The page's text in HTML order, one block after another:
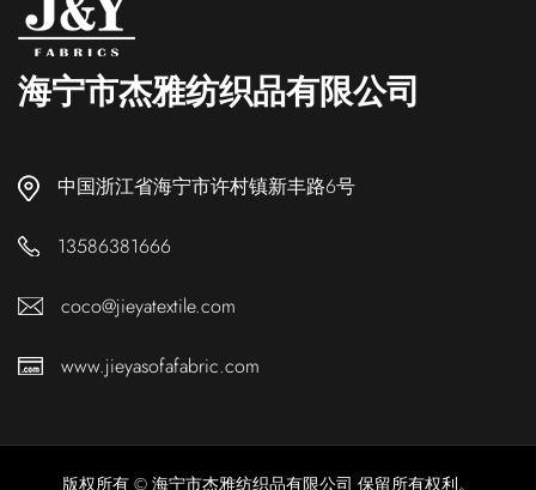
海宁市杰雅纺织品有限公司
中国浙江省海宁市许村镇新丰路6号
13586381666
coco@jieyatextile.com
www.jieyasofafabric.com
版权所有 © 海宁市杰雅纺织品有限公司 保留所有权利。